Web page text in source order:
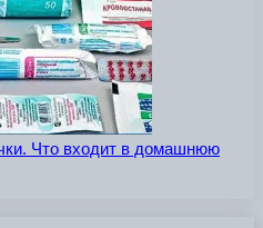
Что входит в домашнюю